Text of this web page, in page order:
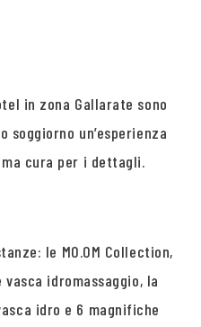
in zona Gallarate sono
un’esperienza
cura per i dettagli.
le MO.OM Collection,
idromassaggio, la
idro e 6 magnifiche